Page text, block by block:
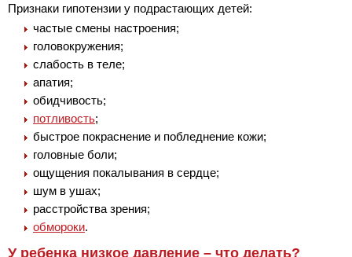
Признаки гипотензии у подрастающих детей:
частые смены настроения;
головокружения;
слабость в теле;
апатия;
обидчивость;
потливость;
быстрое покраснение и побледнение кожи;
головные боли;
ощущения покалывания в сердце;
шум в ушах;
расстройства зрения;
обмороки.
У ребенка низкое давление – что делать?